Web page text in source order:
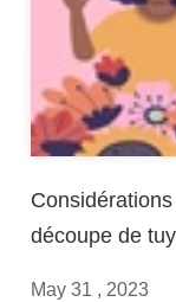
découpe de
May 31 , 2023